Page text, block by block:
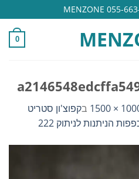
0
1000 × בקפוצ'ון סטריט
הניתנות לניתוק 222